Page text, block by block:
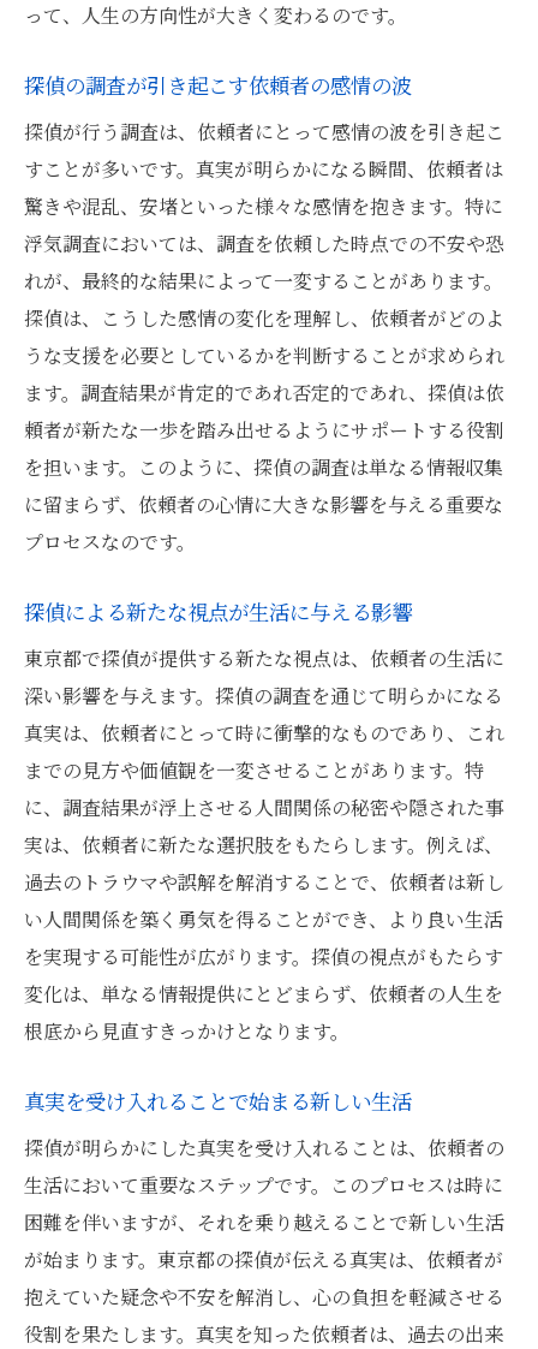
探偵の報告で始まる新生活の可能性
れた人間関係
探偵が暴く、隠された人間関係の真実
真実が明かす背後に潜む人間関係の絆
探偵の調査で明らかになる人間関係の深淵
探偵が発見する、見えなかった人間関係の
裏
真実の発見が関係性に与える意外な影響
探偵が明らかにする、信頼と裏切りの構図
東京都での探偵活動が明かす真実とその後の生
活の変化
探偵が発見した真実がもたらす生活の変貌
東京都で探偵が明かす、真実と生活の転機
探偵の調査で変わる、日常の新しい展開
真実を知る探偵活動が生活に与える変化
探偵が明かす真実が導く、新たな生活のス
テージ
って、人生の方向性が大きく変わるのです。
探偵の調査が引き起こす依頼者の感情の波
探偵が行う調査は、依頼者にとって感情の波を引き起こ
すことが多いです。真実が明らかになる瞬間、依頼者は
驚きや混乱、安堵といった様々な感情を抱きます。特に
浮気調査においては、調査を依頼した時点での不安や恐
れが、最終的な結果によって一変することがあります。
探偵は、こうした感情の変化を理解し、依頼者がどのよ
うな支援を必要としているかを判断することが求められ
ます。調査結果が肯定的であれ否定的であれ、探偵は依
頼者が新たな一歩を踏み出せるようにサポートする役割
を担います。このように、探偵の調査は単なる情報収集
に留まらず、依頼者の心情に大きな影響を与える重要な
プロセスなのです。
探偵による新たな視点が生活に与える影響
東京都で探偵が提供する新たな視点は、依頼者の生活に
深い影響を与えます。探偵の調査を通じて明らかになる
真実は、依頼者にとって時に衝撃的なものであり、これ
までの見方や価値観を一変させることがあります。特
に、調査結果が浮上させる人間関係の秘密や隠された事
実は、依頼者に新たな選択肢をもたらします。例えば、
過去のトラウマや誤解を解消することで、依頼者は新し
い人間関係を築く勇気を得ることができ、より良い生活
を実現する可能性が広がります。探偵の視点がもたらす
変化は、単なる情報提供にとどまらず、依頼者の人生を
根底から見直すきっかけとなります。
真実を受け入れることで始まる新しい生活
探偵が明らかにした真実を受け入れることは、依頼者の
生活において重要なステップです。このプロセスは時に
困難を伴いますが、それを乗り越えることで新しい生活
が始まります。東京都の探偵が伝える真実は、依頼者が
抱えていた疑念や不安を解消し、心の負担を軽減させる
役割を果たします。真実を知った依頼者は、過去の出来